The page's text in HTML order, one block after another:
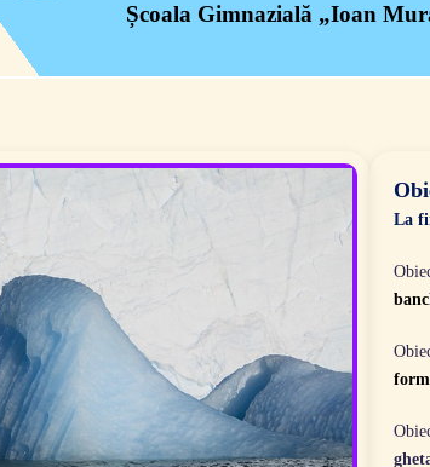
Școala Gimnazială „Ioan
La